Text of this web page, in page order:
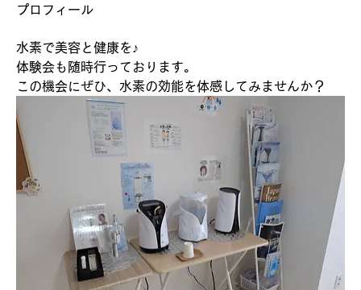
プロフィール
水素で美容と健康を♪
体験会も随時行っております。
この機会にぜひ、水素の効能を体感してみませんか？